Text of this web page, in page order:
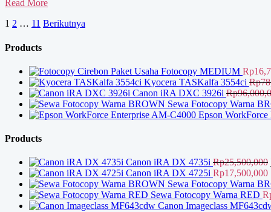
Dealer
Fotocopy
Read More
Paginasi
pos
1 2 … 11 Berikutnya
Products
Paket Usaha Fotocopy MEDIUM Rp
Kyocera TASKalfa 3554ci Rp
Canon iRA DXC 3926i Rp
Sewa Fotocopy Warna
Epson
Products
Canon iRA DX 4735i Rp25,500,000
Canon iRA DX 4725i Rp17,500,000
Sewa Fotocopy Warna
Sewa Fotocopy Warna RED
Canon Imageclass